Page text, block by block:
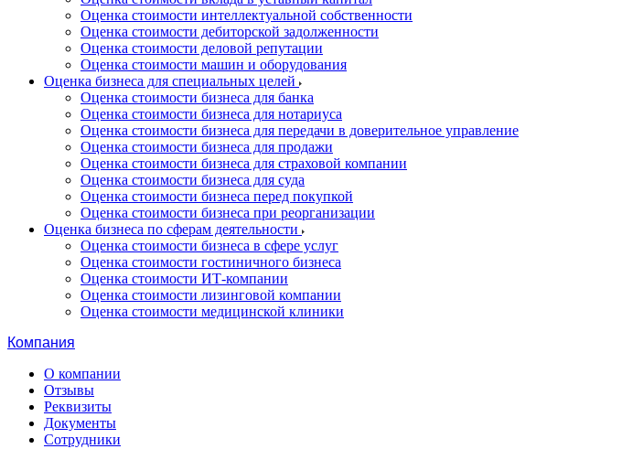
Оценка стоимости интеллектуальной собственности
Оценка стоимости дебиторской задолженности
Оценка стоимости деловой репутации
Оценка стоимости машин и оборудования
Оценка бизнеса для специальных целей
Оценка стоимости бизнеса для банка
Оценка стоимости бизнеса для нотариуса
Оценка стоимости бизнеса для передачи в доверительное управление
Оценка стоимости бизнеса для продажи
Оценка стоимости бизнеса для страховой компании
Оценка стоимости бизнеса для суда
Оценка стоимости бизнеса перед покупкой
Оценка стоимости бизнеса при реорганизации
Оценка бизнеса по сферам деятельности
Оценка стоимости бизнеса в сфере услуг
Оценка стоимости гостиничного бизнеса
Оценка стоимости ИТ-компании
Оценка стоимости лизинговой компании
Оценка стоимости медицинской клиники
Компания
О компании
Отзывы
Реквизиты
Документы
Сотрудники